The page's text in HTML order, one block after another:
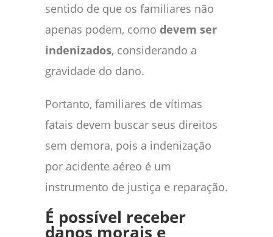
sentido de que os familiares não
apenas podem, como devem ser
indenizados, considerando a
gravidade do dano.
Portanto, familiares de vítimas
fatais devem buscar seus direitos
sem demora, pois a indenização
por acidente aéreo é um
instrumento de justiça e reparação.
É possível receber
danos morais e